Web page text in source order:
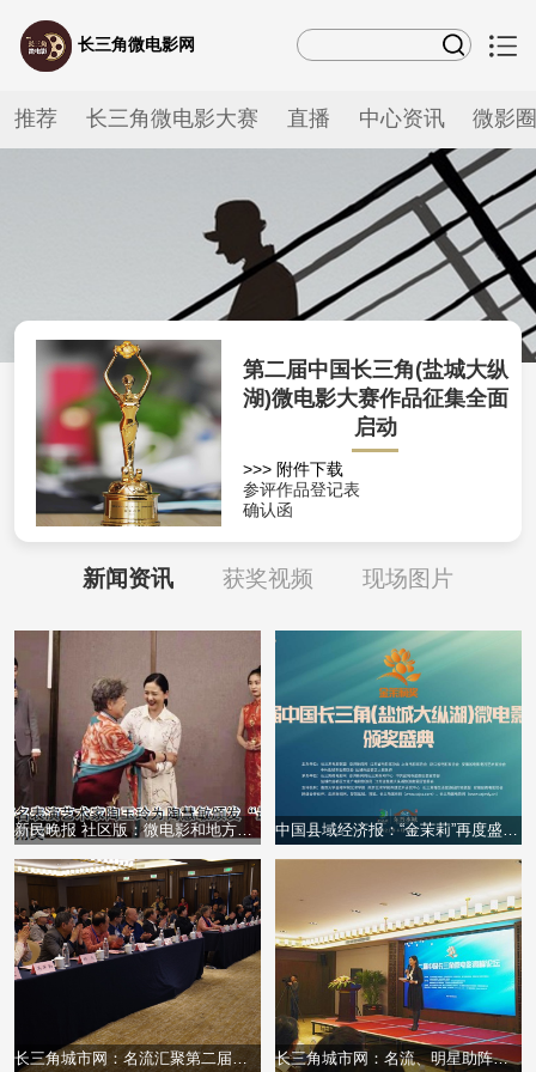
长三角微电影网
推荐 长三角微电影大赛 直播 中心资讯 微影
第二届中国长三角(盐城大纵
湖)微电影大赛作品征集全面
启动
>>> 附件下载
参评作品登记表
确认函
新闻资讯 获奖视频 现场图片
新民晚报 社区版：微电影和地方文旅“携手共进” “金茉莉”再度绽放大纵湖
长三角城市网：名流、明星助阵，长三角微电影大赛“金茉莉奖”星光闪耀大纵湖